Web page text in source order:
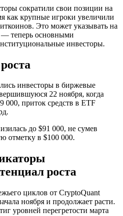
сократили свои позиции на
как крупные игроки увеличили
Это может указывать на
теперь основными
инвесторы.
инвесторы в биржевые
22 ноября, когда
000, приток средств в ETF
до $91 000, не сумев
отметку в $100 000.
роста
циклов от CryptoQuant
ноября и продолжает расти.
уровней перегретости марта